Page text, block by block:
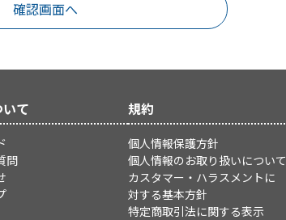
て
問
規約
個人情報保護方針
個人情報のお取り扱いについて
カスタマー・ハラスメントに
対する基本方針
特定商取引法に関する表示